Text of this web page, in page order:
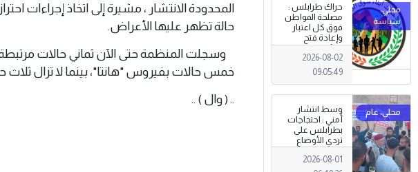
حراك طرابلس :
مصلحة المواطن
فوق كل اعتبار
وإعادة فتح
المؤسسات
جاءت استجابةً
للإرادة الشعبية
2026-08-02
09:05:49
وسط انتشار
أمني : احتجاجات
بطرابلس على
تردي الأوضاع
المعيشية وتدني
الخدمات العامة .
2026-08-01
المحدودة الانتشار ، مشيرة إلى اتخاذ إجراءات
حالة تظهر عليها الأعراض.
وسجلت المنظمة حتى الآن ثماني حالات مرتبطة
خمس حالات بفيروس "هانتا"، بينما لا تزال ثلاث
.. ( وال ) ..